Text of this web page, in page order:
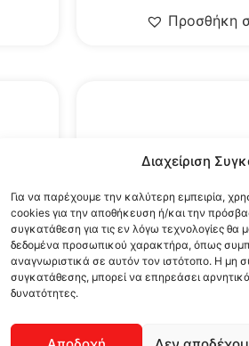
Διαχείριση
Για να παρέχουμε την καλύτερη εμπειρία,
cookies για την αποθήκευση ή/και την
συγκατάθεση για τις εν λόγω τεχνολογίες θα
δεδομένα προσωπικού χαρακτήρα, όπως
αναγνωριστικά σε αυτόν τον ιστότοπο. Η μη
συγκατάθεσης, μπορεί να επηρεάσει αρνητικά
δυνατότητες.
Προσθήκη